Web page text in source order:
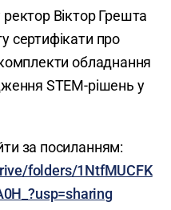
Віктор Грешта
сертифікати про
обладнання
STEM-рішень у
за посиланням:
folders/1NtfMUCFK